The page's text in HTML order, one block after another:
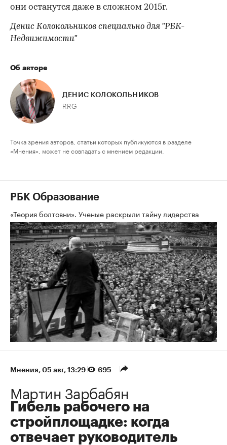
они останутся даже в сложном 2015г.
Денис Колокольников специально для "РБК-
Недвижимости"
Об авторе
ДЕНИС КОЛОКОЛЬНИКОВ
RRG
Точка зрения авторов, статьи которых публикуются в разделе
«Мнения», может не совпадать с мнением редакции.
РБК Образование
«Теория болтовни». Ученые раскрыли тайну лидерства
Мнения 05 авг, 13:29 695
Мартин Зарбабян
Гибель рабочего на
стройплощадке: когда
отвечает руководитель